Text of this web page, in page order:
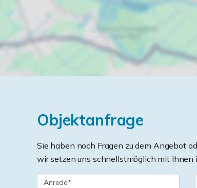
Objektanfrage
Sie haben noch Fragen zu dem Angebot
wir setzen uns schnellstmöglich mit Ihnen